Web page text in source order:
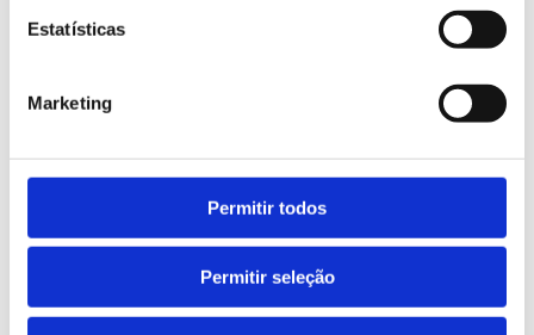
Estatísticas
Marketing
Permitir todos
Permitir seleção